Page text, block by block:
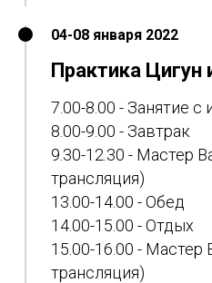
04-08 января 2022
Практика Цигун
7.00-8.00 - Занятие с
8.00-9.00 - Завтрак
9.30-12.30 - Мастер
трансляция)
13.00-14.00 - Обед
14.00-15.00 - Отдых
15.00-16.00 - Мастер
трансляция)